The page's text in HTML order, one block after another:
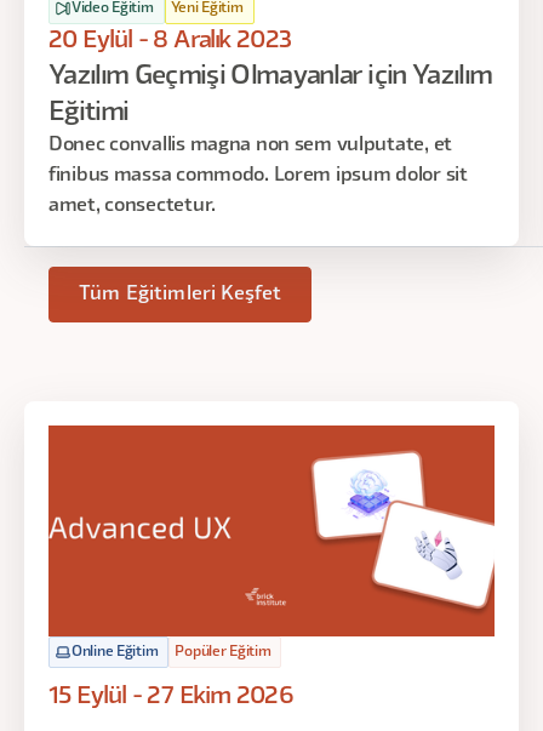
Video Eğitim Yeni Eğitim
20 Eylül - 8 Aralık 2023
Yazılım Geçmişi Olmayanlar için Yazılım
Eğitimi
Donec convallis magna non sem vulputate, et
finibus massa commodo. Lorem ipsum dolor sit
amet, consectetur.
Tüm Eğitimleri Keşfet
Online Eğitim Popüler Eğitim
15 Eylül - 27 Ekim 2026